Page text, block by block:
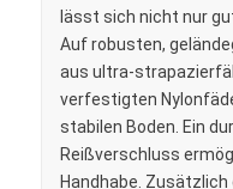
lässt sich nicht nur
Auf robusten,
aus ultra-
verfestigten
stabilen Boden. Ein
Reißverschluss
Handhabe.